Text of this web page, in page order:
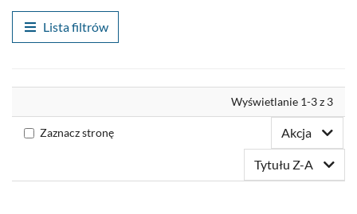
Zaproponuj zakup
Lista filtrów
Wyświetlanie 1-3 z 3
Zaznacz stronę Akcja
Tytułu Z-A